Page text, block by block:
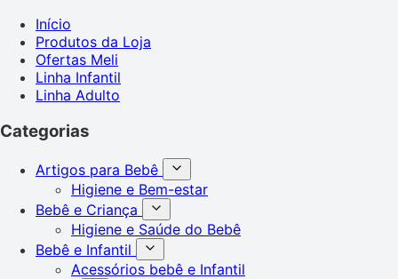
Início
Produtos da Loja
Ofertas Meli
Linha Infantil
Linha Adulto
Categorias
Artigos para Bebê
Higiene e Bem-estar
Bebê e Criança
Higiene e Saúde do Bebê
Bebê e Infantil
Acessórios bebê e Infantil